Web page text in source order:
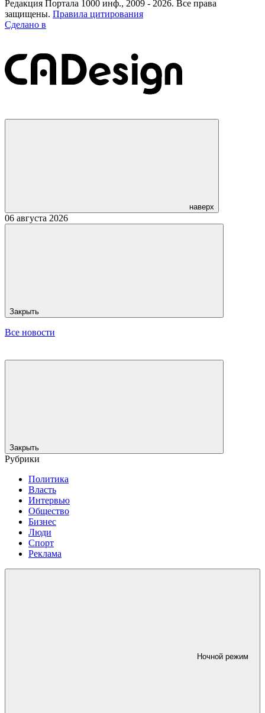
Редакция Портала 1000 инф., 2009 - 2026. Все права
защищены. Правила цитирования
Сделано в
наверх
06 августа 2026
Закрыть
Все новости
Закрыть
Рубрики
Политика
Власть
Интервью
Общество
Бизнес
Люди
Спорт
Реклама
Ночной режим